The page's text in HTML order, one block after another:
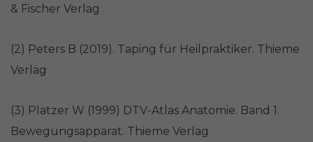
& Fischer Verlag
(2) Peters B (2019). Taping für Heilpraktiker. Thieme
Verlag
(3) Platzer W (1999) DTV-Atlas Anatomie. Band 1.
Bewegungsapparat. Thieme Verlag